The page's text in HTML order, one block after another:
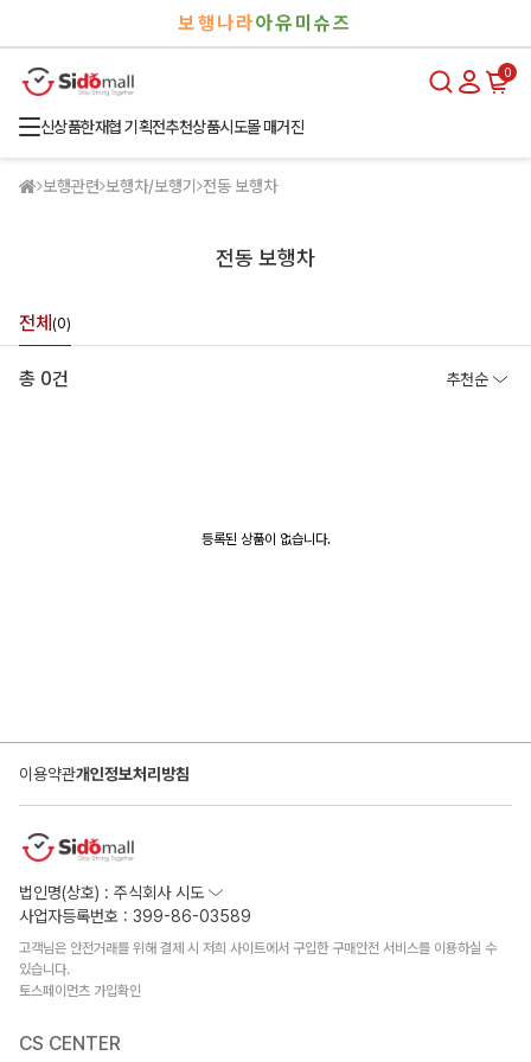
보행나라아유미슈즈
0
신상품한재협 기획전추천상품시도몰 매거진
보행관련 보행차/보행기 전동 보행차
전동 보행차
전체 (0)
총 0건 추천순
등록된 상품이 없습니다.
이용약관개인정보처리방침
법인명(상호) : 주식회사 시도
사업자등록번호 : 399-86-03589
고객님은 안전거래를 위해 결제 시 저희 사이트에서 구입한 구매안전 서비스를 이용하실 수
있습니다.
토스페이먼츠 가입확인
CS CENTER